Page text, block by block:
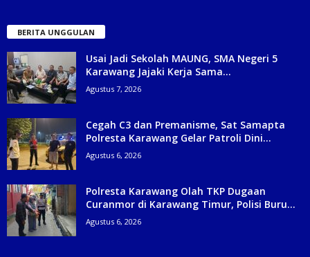
BERITA UNGGULAN
Usai Jadi Sekolah MAUNG, SMA Negeri 5
Karawang Jajaki Kerja Sama...
Agustus 7, 2026
Cegah C3 dan Premanisme, Sat Samapta
Polresta Karawang Gelar Patroli Dini...
Agustus 6, 2026
Polresta Karawang Olah TKP Dugaan
Curanmor di Karawang Timur, Polisi Buru...
Agustus 6, 2026